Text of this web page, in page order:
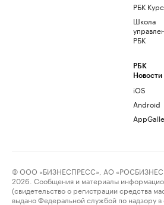
РБК
Школа
РБК
РБК
Новости
iOS
Android
© ООО «БИЗНЕСПРЕСС», АО
2026. Сообщения и материалы
(свидетельство о регистрации средства
выдано Федеральной службой по надзору в